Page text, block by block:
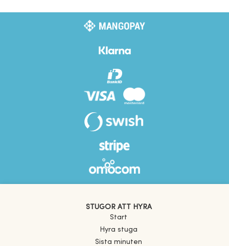
STUGOR ATT HYRA
Start
Hyra stuga
Sista minuten